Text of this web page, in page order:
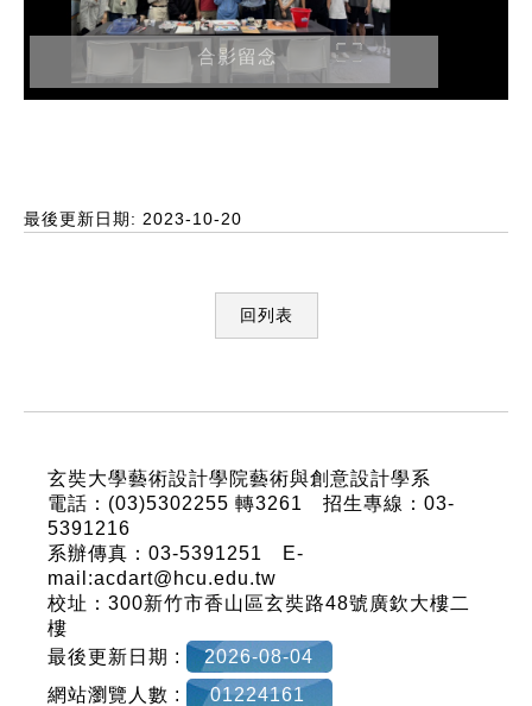
合影留念
最後更新日期: 2023-10-20
回列表
玄奘大學藝術設計學院藝術與創意設計學系
電話：(03)5302255 轉3261 招生專線：03-
5391216
系辦傳真：03-5391251 E-
mail:acdart@hcu.edu.tw
校址：300新竹市香山區玄奘路48號廣欽大樓二
樓
最後更新日期 :
2026-08-04
網站瀏覽人數 :
01224161